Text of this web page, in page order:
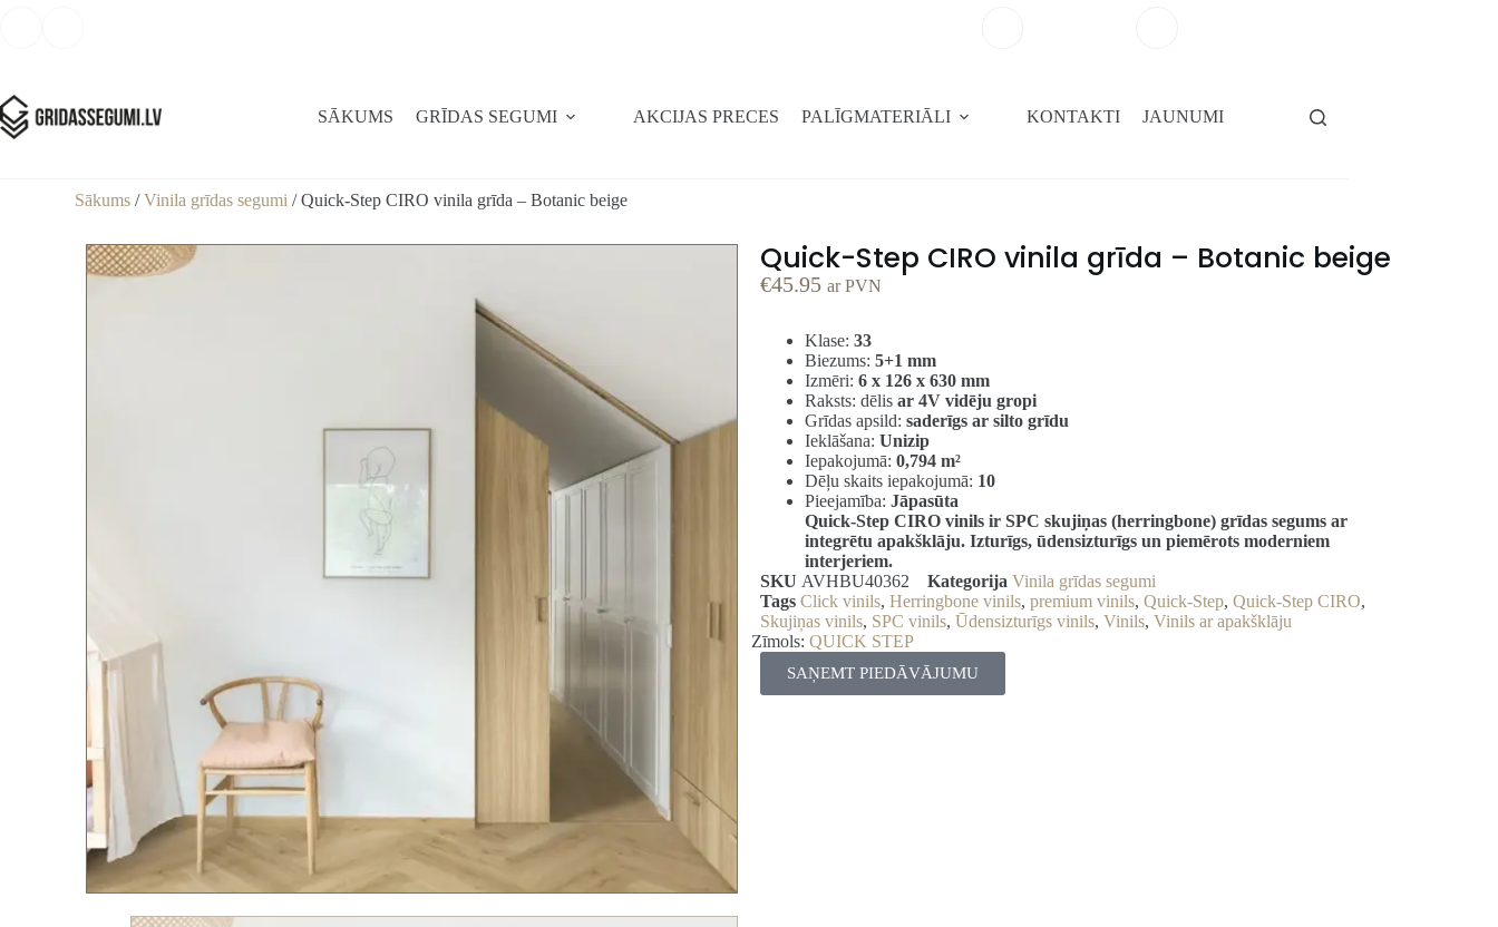
SĀKUMS GRĪDAS SEGUMI AKCIJAS PRECES PALĪGMATERIĀLI KONTAKTI JAUNUMI
Sākums /Vinila grīdas segumi / Quick-Step CIRO vinila grīda – Botanic beige
Quick-Step CIRO vinila grīda – Botanic beige
€45.95 ar PVN
Klase: 33
Biezums: 5+1 mm
Izmēri: 6 x 126 x 630 mm
Raksts: dēlis ar 4V vidēju gropi
Grīdas apsild: saderīgs ar silto grīdu
Ieklāšana: Unizip
Iepakojumā: 0,794 m²
Dēļu skaits iepakojumā: 10
Pieejamība: Jāpasūta
Quick-Step CIRO vinils ir SPC skujiņas (herringbone) grīdas segums ar
integrētu apakšklāju. Izturīgs, ūdensizturīgs un piemērots moderniem
interjeriem.
SKU AVHBU40362 Kategorija Vinila grīdas segumi
Tags Click vinils, Herringbone vinils, premium vinils, Quick-Step, Quick-Step CIRO,
Skujiņas vinils, SPC vinils, Ūdensizturīgs vinils, Vinils, Vinils ar apakšklāju
Zīmols: QUICK STEP
SAŅEMT PIEDĀVĀJUMU